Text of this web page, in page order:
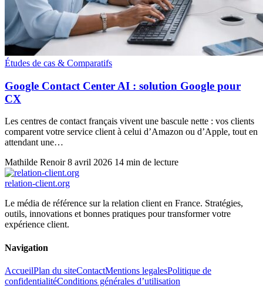
Études de cas & Comparatifs
Google Contact Center AI : solution Google pour
CX
Les centres de contact français vivent une bascule nette : vos clients
comparent votre service client à celui d’Amazon ou d’Apple, tout en
attendant une…
Mathilde Renoir 8 avril 2026 14 min de lecture
relation-client.org
Le média de référence sur la relation client en France. Stratégies,
outils, innovations et bonnes pratiques pour transformer votre
expérience client.
Navigation
AccueilPlan du siteContactMentions legalesPolitique de
confidentialitéConditions générales d’utilisation